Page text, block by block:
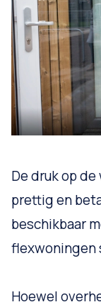
De druk op
prettig en
beschikbaar
flexwoningen
Hoewel